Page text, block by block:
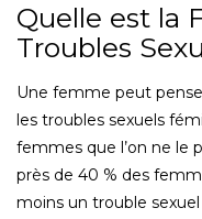
Quelle est la
Troubles
Une femme peut
les troubles sexuels
femmes que l’on ne le
près de 40 % des
moins un trouble